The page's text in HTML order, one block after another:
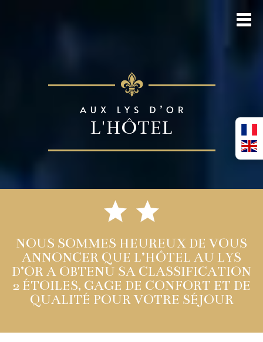
L'HÔTEL
NOUS SOMMES HEUREUX DE VOUS
ANNONCER QUE L’HÔTEL AU LYS
D’OR A OBTENU SA CLASSIFICATION
2 ÉTOILES, GAGE DE CONFORT ET DE
QUALITÉ POUR VOTRE SÉJOUR